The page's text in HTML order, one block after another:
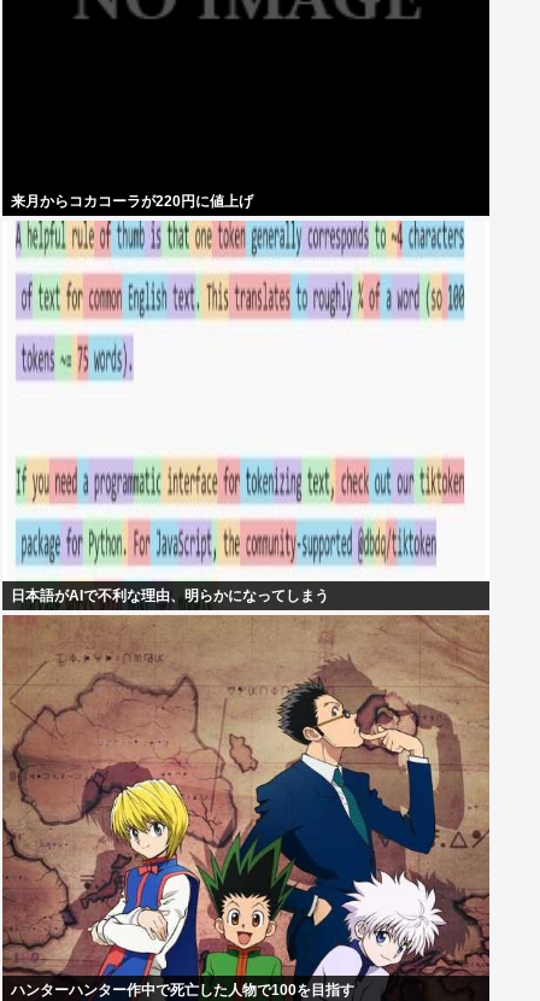
来月からコカコーラが220円に値上げ
日本語がAIで不利な理由、明らかになってしまう
ハンターハンター作中で死亡した人物で100を目指す